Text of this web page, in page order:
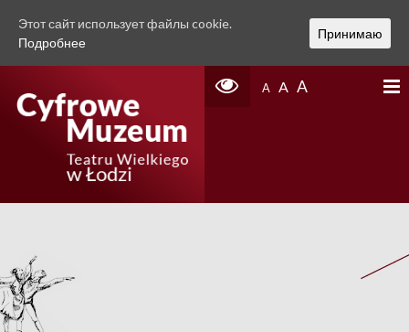
A A A
Этот сайт использует файлы cookie.
Подробнее
Принимаю